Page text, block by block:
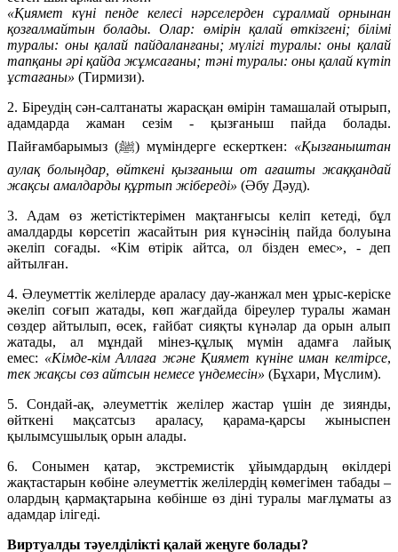
«Қиямет күні пенде келесі нәрселерден сұралмай орнынан
қозғалмайтын болады. Олар: өмірін қалай өткізгені; білімі
туралы: оны қалай пайдаланғаны; мүлігі туралы: оны қалай
тапқаны әрі қайда жұмсағаны; тәні туралы: оны қалай күтіп
ұстағаны» (Тирмизи).
2. Біреудің сән-салтанаты жарасқан өмірін тамашалай отырып,
адамдарда жаман сезім - қызғаныш пайда болады.
Пайғамбарымыз (ﷺ) мүміндерге ескерткен: «Қызғаныштан
аулақ болыңдар, өйткені қызғаныш от ағашты жаққандай
жақсы амалдарды құртып жібереді» (Әбу Дәуд).
3. Адам өз жетістіктерімен мақтанғысы келіп кетеді, бұл
амалдарды көрсетіп жасайтын рия күнәсінің пайда болуына
әкеліп соғады. «Кім өтірік айтса, ол бізден емес», - деп
айтылған.
4. Әлеуметтік желілерде араласу дау-жанжал мен ұрыс-керіске
әкеліп соғып жатады, көп жағдайда біреулер туралы жаман
сөздер айтылып, өсек, ғайбат сияқты күнәлар да орын алып
жатады, ал мұндай мінез-құлық мүмін адамға лайық
емес: «Кімде-кім Аллаға және Қиямет күнінеиман келтірсе,
тек жақсы сөз айтсын немесе үндемесін» (Бұхари, Мүслим).
5. Сондай-ақ, әлеуметтік желілер жастар үшін де зиянды,
өйткені мақсатсыз араласу, қарама-қарсы жыныспен
қылымсушылық орын алады.
6. Сонымен қатар, экстремистік ұйымдардың өкілдері
жақтастарын көбіне әлеуметтік желілердің көмегімен табады –
олардың қармақтарына көбінше өз діні туралы мағлұматы аз
адамдар ілігеді.
Виртуалды тәуелділікті қалай жеңуге болады?